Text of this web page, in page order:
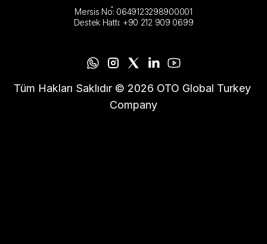
Mersis No: 0649123298900001
Destek Hattı: +90 212 909 0699
Tüm Hakları Saklıdır © 2026 OTO Global Turkey
Company